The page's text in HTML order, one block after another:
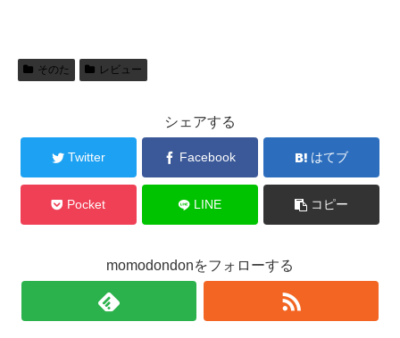
そのた レビュー
シェアする
Twitter Facebook はてブ
Pocket LINE コピー
momodondonをフォローする